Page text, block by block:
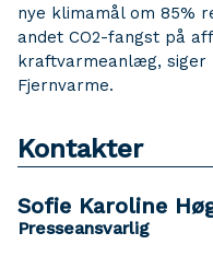
nye klimamål om 85%
andet CO2-fangst på
kraftvarmeanlæg, siger
Fjernvarme.
Kontakter
Sofie Karoline
Presseansvarlig